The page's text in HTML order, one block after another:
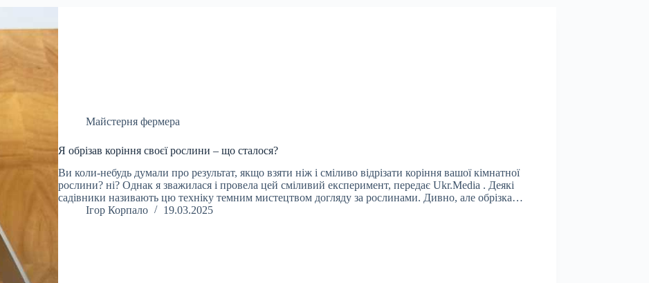
Майстерня фермера
Я обрізав коріння своєї рослини – що сталося?
Ви коли-небудь думали про результат, якщо взяти ніж і сміливо відрізати коріння вашої кімнатної
рослини? ні? Однак я зважилася і провела цей сміливий експеримент, передає Ukr.Media . Деякі
садівники називають цю техніку темним мистецтвом догляду за рослинами. Дивно, але обрізка…
Ігор Корпало
19.03.2025